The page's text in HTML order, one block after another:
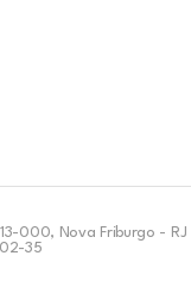
000, Nova Friburgo - RJ
35